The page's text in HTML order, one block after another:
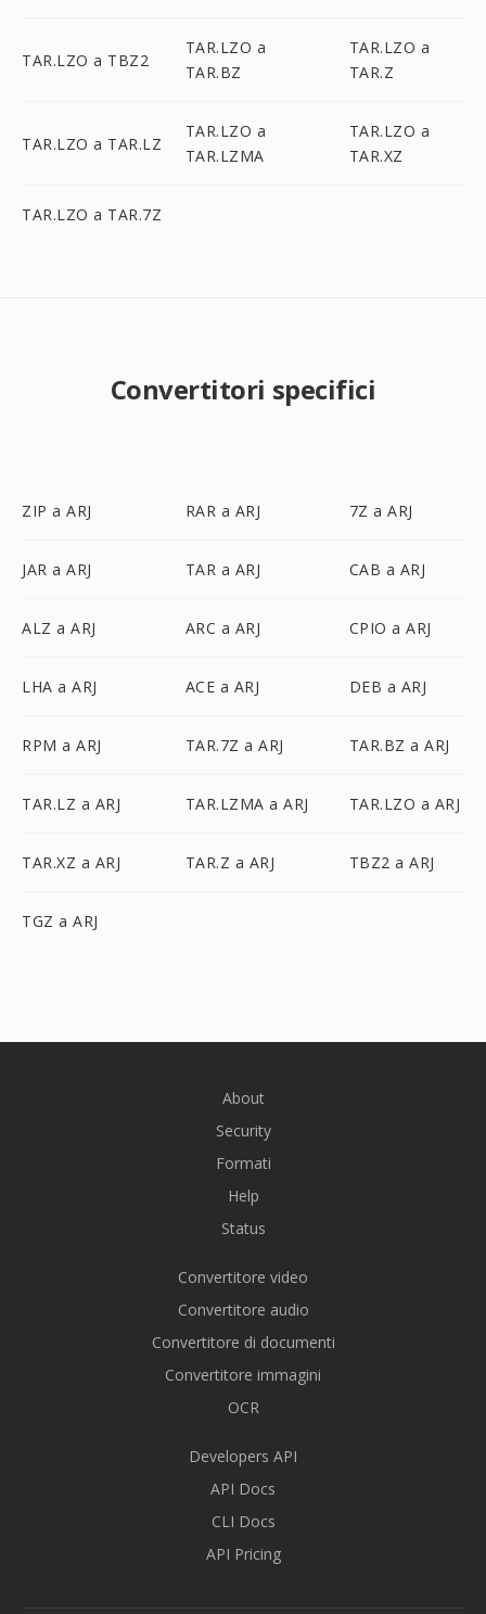
TAR.LZO a TBZ2
TAR.LZO a
TAR.BZ
TAR.LZO a
TAR.Z
TAR.LZO a TAR.LZ
TAR.LZO a
TAR.LZMA
TAR.LZO a
TAR.XZ
TAR.LZO a TAR.7Z
Convertitori specifici
ZIP a ARJ RAR a ARJ 7Z a ARJ
JAR a ARJ TAR a ARJ CAB a ARJ
ALZ a ARJ ARC a ARJ CPIO a ARJ
LHA a ARJ ACE a ARJ DEB a ARJ
RPM a ARJ TAR.7Z a ARJ TAR.BZ a ARJ
TAR.LZ a ARJ TAR.LZMA a ARJ TAR.LZO a ARJ
TAR.XZ a ARJ TAR.Z a ARJ TBZ2 a ARJ
TGZ a ARJ
About
Security
Formati
Help
Status
Convertitore video
Convertitore audio
Convertitore di documenti
Convertitore immagini
OCR
Developers API
API Docs
CLI Docs
API Pricing